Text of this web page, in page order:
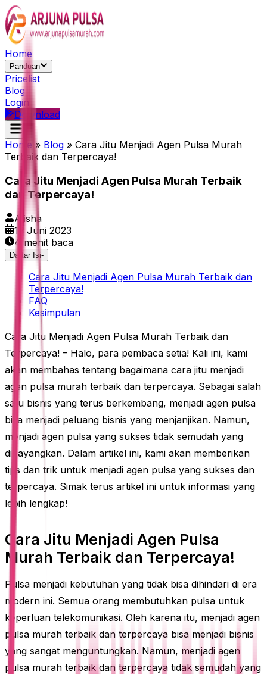
Home
Panduan
Pricelist
Blog
Login
Download
Home » Blog » Cara Jitu Menjadi Agen Pulsa Murah
Terbaik dan Terpercaya!
Cara Jitu Menjadi Agen Pulsa Murah Terbaik
dan Terpercaya!
Alisha
13 Juni 2023
4 menit baca
Daftar Isi-
Cara Jitu Menjadi Agen Pulsa Murah Terbaik dan
Terpercaya!
FAQ
Kesimpulan
Cara Jitu Menjadi Agen Pulsa Murah Terbaik dan
Terpercaya! – Halo, para pembaca setia! Kali ini, kami
akan membahas tentang bagaimana cara jitu menjadi
agen pulsa murah terbaik dan terpercaya. Sebagai salah
satu bisnis yang terus berkembang, menjadi agen pulsa
bisa menjadi peluang bisnis yang menjanjikan. Namun,
menjadi agen pulsa yang sukses tidak semudah yang
dibayangkan. Dalam artikel ini, kami akan memberikan
tips dan trik untuk menjadi agen pulsa yang sukses dan
terpercaya. Simak terus artikel ini untuk informasi yang
lebih lengkap!
Cara Jitu Menjadi Agen Pulsa
Murah Terbaik dan Terpercaya!
Pulsa menjadi kebutuhan yang tidak bisa dihindari di era
modern ini. Semua orang membutuhkan pulsa untuk
keperluan telekomunikasi. Oleh karena itu, menjadi agen
pulsa murah terbaik dan terpercaya bisa menjadi bisnis
yang sangat menguntungkan. Namun, menjadi agen
pulsa murah terbaik dan terpercaya tidak semudah yang